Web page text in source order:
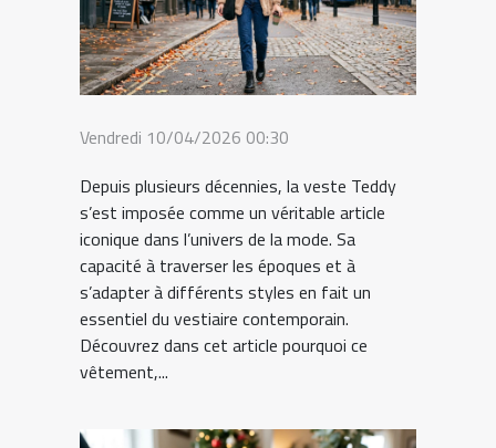
Vendredi 10/04/2026 00:30
Depuis plusieurs décennies, la veste Teddy
s’est imposée comme un véritable article
iconique dans l’univers de la mode. Sa
capacité à traverser les époques et à
s’adapter à différents styles en fait un
essentiel du vestiaire contemporain.
Découvrez dans cet article pourquoi ce
vêtement,...